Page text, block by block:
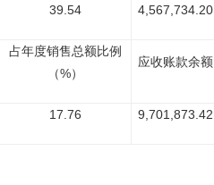
39.54 4,567,734.20
占年度销售总额比例
（%）
应收账款余额
17.76 9,701,873.42